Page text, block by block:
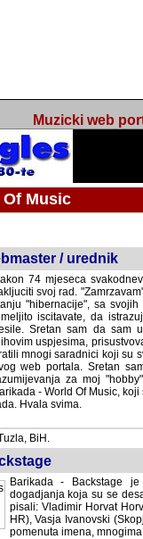
Muzicki web
Music
/ urednik
74 mjeseca
svoj rad.
"hibernacije", sa
iscitavate, da
sam da sam u
prisustvovati
saradnici koji su
portala. Sretan sam
za moj
- World Of Music,
Hvala svima.
BiH.
Barikada - Backstage
dogadjanja koja su se
pisali: Vladimir Horvat
HR), Vasja Ivanovski
pomenuta imena,